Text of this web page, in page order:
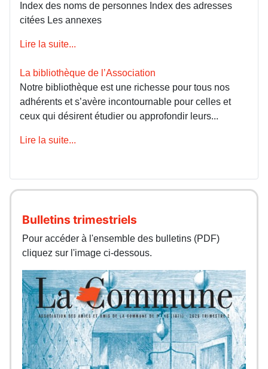
Index des noms de personnes Index des adresses
citées Les annexes
Lire la suite...
La bibliothèque de l’Association
Notre bibliothèque est une richesse pour tous nos
adhérents et s’avère incontournable pour celles et
ceux qui désirent étudier ou approfondir leurs...
Lire la suite...
Bulletins trimestriels
Pour accéder à l'ensemble des bulletins (PDF)
cliquez sur l'image ci-dessous.